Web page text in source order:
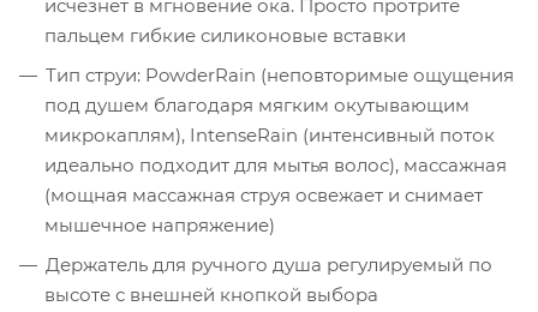
исчезнет в мгновение ока. Просто протрите
пальцем гибкие силиконовые вставки
Тип струи: PowderRain (неповторимые ощущения
под душем благодаря мягким окутывающим
микрокаплям), IntenseRain (интенсивный поток
идеально подходит для мытья волос), массажная
(мощная массажная струя освежает и снимает
мышечное напряжение)
Держатель для ручного душа регулируемый по
высоте с внешней кнопкой выбора